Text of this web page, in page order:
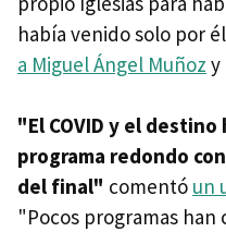
había venido solo por
a Miguel Ángel Muñoz y
"El COVID y el
programa redondo
del final" comentó un
"Pocos programas